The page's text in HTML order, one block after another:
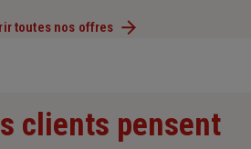
toutes nos offres
clients pensent